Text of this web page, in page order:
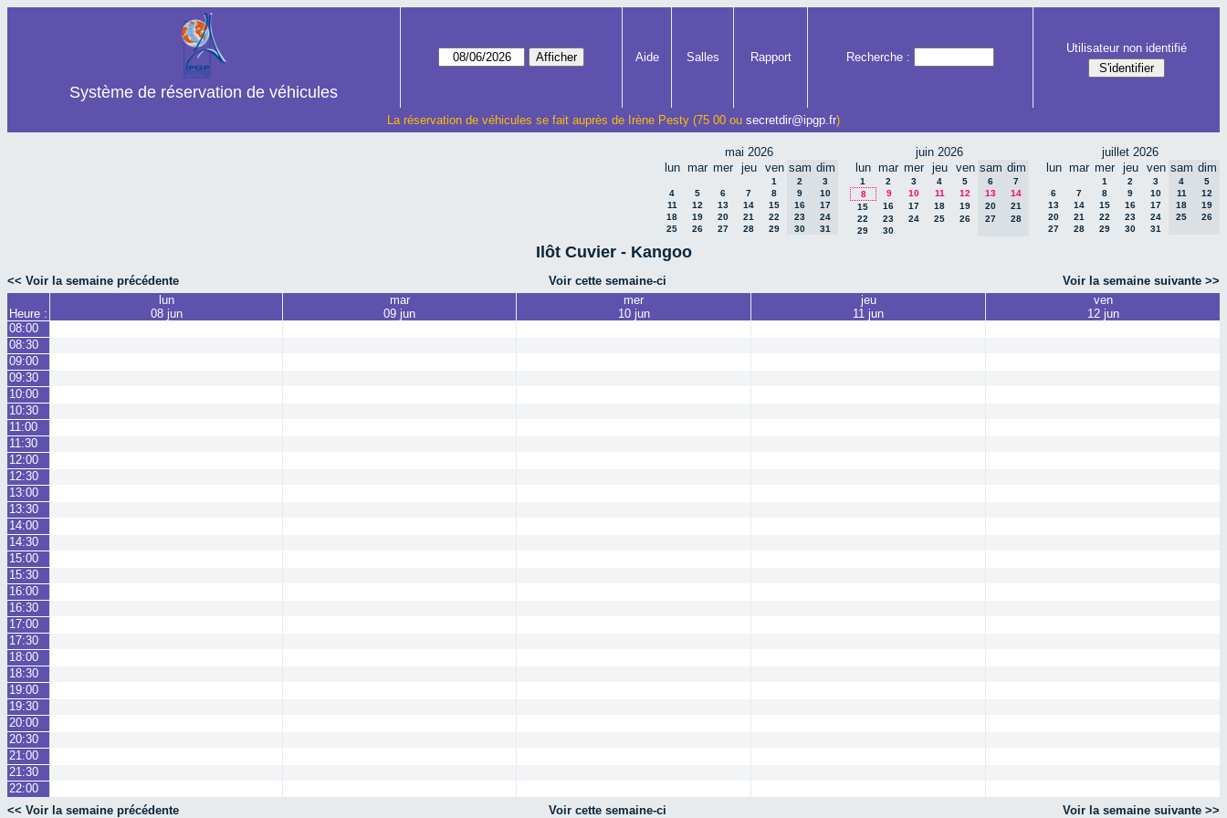
Système de réservation de véhicules
Aide Salles Rapport Recherche :
Utilisateur non identifié
La réservation de véhicules se fait auprès de Irène Pesty (75 00 ou secretdir@ipgp.fr)
mai 2026
lun mar mer jeu ven sam dim
1 2
3
4
5 6 7 8 9
10
11
12 13 14 15 16
17
18
19 20 21 22 23
24
25
26 27 28 29 30 31
juin 2026
lun mar mer jeu ven sam dim
1 2 3 4 5 6
7
8
9 10 11 12 13
14
15
16 17 18 19 20
21
22
23 24 25 26 27
28
29
30
juillet 2026
lun mar mer jeu ven sam dim
1 2 3 4
5
6
7 8 9 10 11
12
13
14 15 16 17 18
19
20
21 22 23 24 25
26
27
28 29 30 31
Ilôt Cuvier - Kangoo
<< Voir la semaine précédente Voir cette semaine-ci Voir la semaine suivante >>
Heure :
lun
08 jun
mar
09 jun
mer
10 jun
jeu
11 jun
ven
12 jun
08:00
08:30
09:00
09:30
10:00
10:30
11:00
11:30
12:00
12:30
13:00
13:30
14:00
14:30
15:00
15:30
16:00
16:30
17:00
17:30
18:00
18:30
19:00
19:30
20:00
20:30
21:00
21:30
22:00
<< Voir la semaine précédente
Voir cette semaine-ci Voir la semaine suivante >>